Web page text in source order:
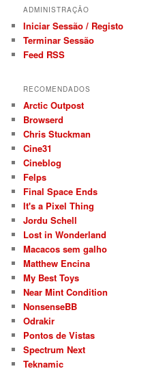
ADMINISTRAÇÃO
Iniciar Sessão / Registo
Terminar Sessão
Feed RSS
RECOMENDADOS
Arctic Outpost
Browserd
Chris Stuckman
Cine31
Cineblog
Felps
Final Space Ends
It's a Pixel Thing
Jordu Schell
Lost in Wonderland
Macacos sem galho
Matthew Encina
My Best Toys
Near Mint Condition
NonsenseBB
Odrakir
Pontos de Vistas
Spectrum Next
Teknamic